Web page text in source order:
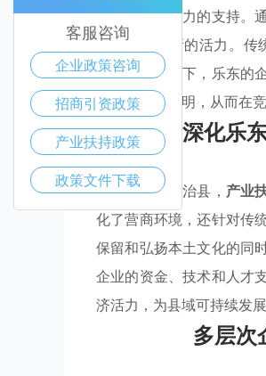
展提供了强有力的支持。
经济注入了新的活力。传
才。在此背景下，乐东的
方特色更加鲜明，从而在
深化乐
在乐东黎族自治县， 产业
化了营商环境，还针对传
保留和弘扬本土文化的同
企业的资金、技术和人才
济活力，为县域可持续发
多层次
客服咨询
企业政策咨询
招商引资政策
产业扶持政策
政策文件下载